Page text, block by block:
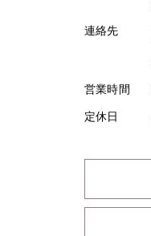
連絡先
営業時間
定休日